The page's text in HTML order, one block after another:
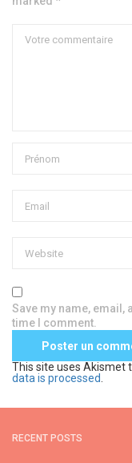
Save my name, email,
time I comment.
This site uses Akismet
data is processed
RECENT POSTS